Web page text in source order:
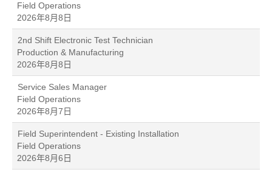
Field Operations
2026年8月8日
2nd Shift Electronic Test Technician
Production & Manufacturing
2026年8月8日
Service Sales Manager
Field Operations
2026年8月7日
Field Superintendent - Existing Installation
Field Operations
2026年8月6日